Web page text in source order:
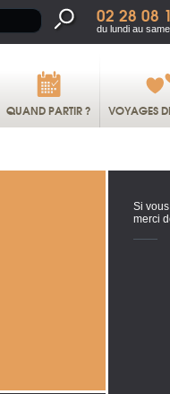
02 28 08
du lundi au
QUAND PARTIR ? VOYAGES
Si
merci